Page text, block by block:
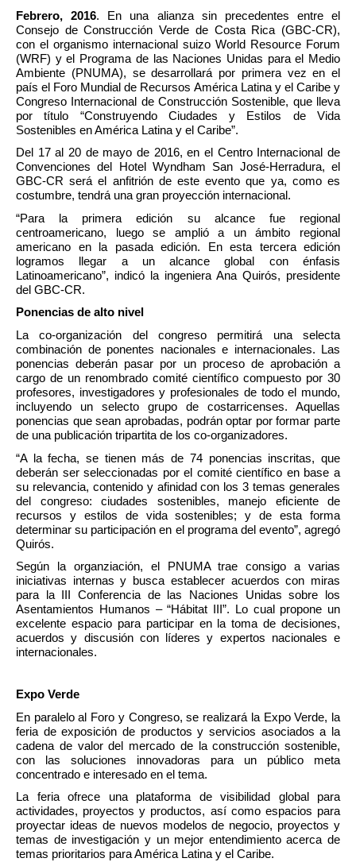
Febrero, 2016. En una alianza sin precedentes entre el
Consejo de Construcción Verde de Costa Rica (GBC-CR),
con el organismo internacional suizo World Resource Forum
(WRF) y el Programa de las Naciones Unidas para el Medio
Ambiente (PNUMA), se desarrollará por primera vez en el
país el Foro Mundial de Recursos América Latina y el Caribe y
Congreso Internacional de Construcción Sostenible, que lleva
por título “Construyendo Ciudades y Estilos de Vida
Sostenibles en América Latina y el Caribe”.
Del 17 al 20 de mayo de 2016, en el Centro Internacional de
Convenciones del Hotel Wyndham San José-Herradura, el
GBC-CR será el anfitrión de este evento que ya, como es
costumbre, tendrá una gran proyección internacional.
“Para la primera edición su alcance fue regional
centroamericano, luego se amplió a un ámbito regional
americano en la pasada edición. En esta tercera edición
logramos llegar a un alcance global con énfasis
Latinoamericano”, indicó la ingeniera Ana Quirós, presidente
del GBC-CR.
Ponencias de alto nivel
La co-organización del congreso permitirá una selecta
combinación de ponentes nacionales e internacionales. Las
ponencias deberán pasar por un proceso de aprobación a
cargo de un renombrado comité científico compuesto por 30
profesores, investigadores y profesionales de todo el mundo,
incluyendo un selecto grupo de costarricenses. Aquellas
ponencias que sean aprobadas, podrán optar por formar parte
de una publicación tripartita de los co-organizadores.
“A la fecha, se tienen más de 74 ponencias inscritas, que
deberán ser seleccionadas por el comité científico en base a
su relevancia, contenido y afinidad con los 3 temas generales
del congreso: ciudades sostenibles, manejo eficiente de
recursos y estilos de vida sostenibles; y de esta forma
determinar su participación en el programa del evento”, agregó
Quirós.
Según la organziación, el PNUMA trae consigo a varias
iniciativas internas y busca establecer acuerdos con miras
para la III Conferencia de las Naciones Unidas sobre los
Asentamientos Humanos – “Hábitat III”. Lo cual propone un
excelente espacio para participar en la toma de decisiones,
acuerdos y discusión con líderes y expertos nacionales e
internacionales.
Expo Verde
En paralelo al Foro y Congreso, se realizará la Expo Verde, la
feria de exposición de productos y servicios asociados a la
cadena de valor del mercado de la construcción sostenible,
con las soluciones innovadoras para un público meta
concentrado e interesado en el tema.
La feria ofrece una plataforma de visibilidad global para
actividades, proyectos y productos, así como espacios para
proyectar ideas de nuevos modelos de negocio, proyectos y
temas de investigación y un mejor entendimiento acerca de
temas prioritarios para América Latina y el Caribe.